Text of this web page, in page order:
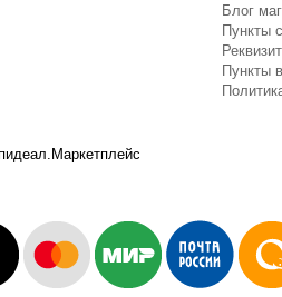
Блог
Пункты
Пункты